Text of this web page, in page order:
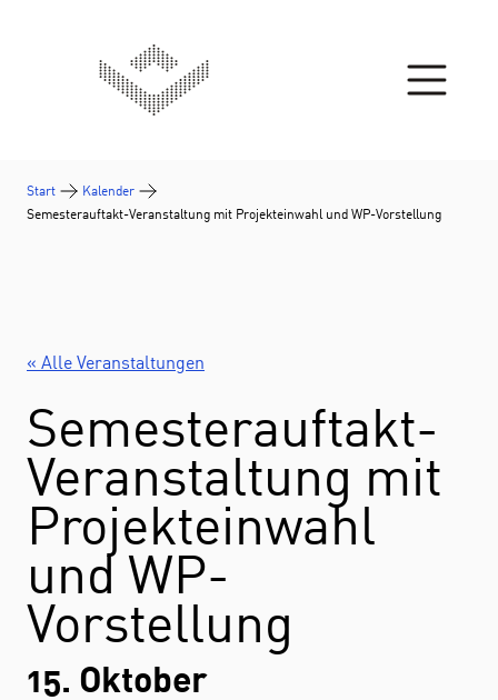
Start
Kalender
Semesterauftakt-Veranstaltung mit Projekteinwahl und WP-Vorstellung
« Alle Veranstaltungen
Semesterauftakt-
Veranstaltung mit
Projekteinwahl
und WP-
Vorstellung
15. Oktober